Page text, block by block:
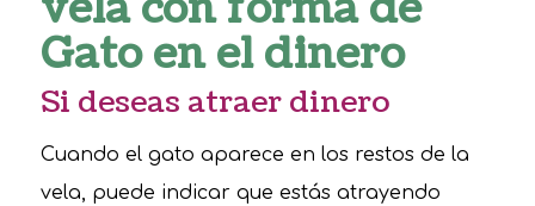
Gato en el dinero
Si deseas atraer dinero
Cuando el gato aparece en los restos de la
vela, puede indicar que estás atrayendo